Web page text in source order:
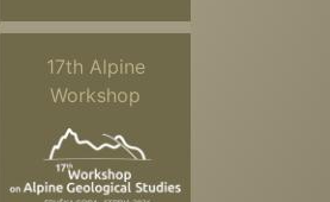
17th Alpine
Workshop